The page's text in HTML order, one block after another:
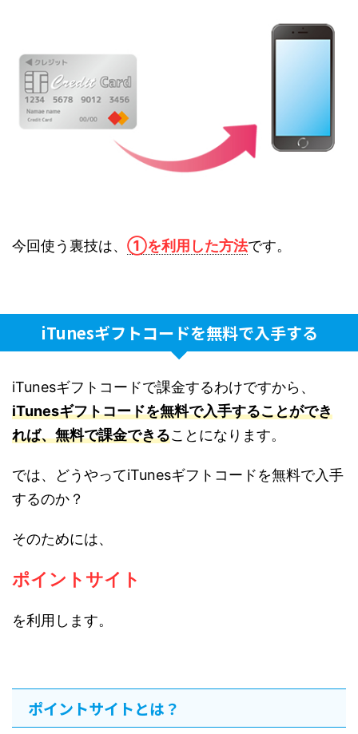
今回使う裏技は、 ①を利用した方法です。
iTunesギフトコードを無料で入手する
iTunesギフトコードで課金するわけですから、
iTunesギフトコードを無料で入手することができ
れば、無料で課金できることになります。
では、どうやってiTunesギフトコードを無料で入手
するのか？
そのためには、
ポイントサイト
を利用します。
ポイントサイトとは？